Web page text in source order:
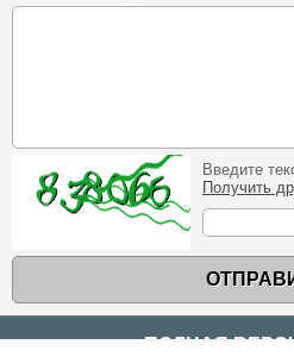
Введите
Получить
ПОЛНАЯ